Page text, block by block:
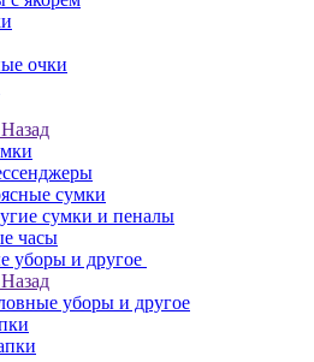
очки
Назад
сумки
сумки и пеналы
часы
уборы и другое
Назад
уборы и другое